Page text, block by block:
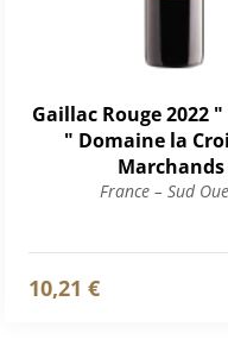
Gaillac Rouge 2022 "
" Domaine la
Marchands
France – Sud
10,21 €